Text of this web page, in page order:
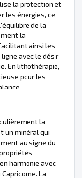
la protection et
les énergies, ce
de la
la
ainsi les
avec le désir
En lithothérapie,
pour les
la
un minéral qui
au signe du
harmonie avec
La